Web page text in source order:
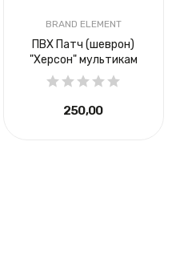
BRAND ELEMENT
ПВХ Патч (шеврон)
"Херсон" мультикам
250,00 ₴